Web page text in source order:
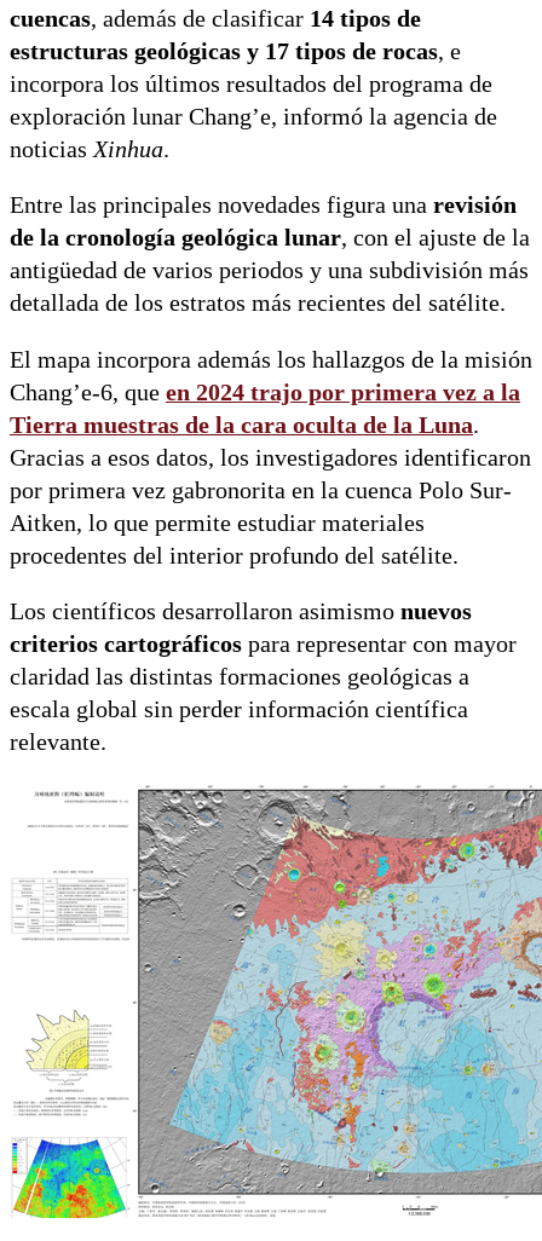
cuencas, además de clasificar 14 tipos de
estructuras geológicas y 17 tipos de rocas, e
incorpora los últimos resultados del programa de
exploración lunar Chang’e, informó la agencia de
noticias Xinhua.
Entre las principales novedades figura una revisión
de la cronología geológica lunar, con el ajuste de la
antigüedad de varios periodos y una subdivisión más
detallada de los estratos más recientes del satélite.
El mapa incorpora además los hallazgos de la misión
Chang’e-6, que en 2024 trajo por primera vez a la
Tierra muestras de la cara oculta de la Luna.
Gracias a esos datos, los investigadores identificaron
por primera vez gabronorita en la cuenca Polo Sur-
Aitken, lo que permite estudiar materiales
procedentes del interior profundo del satélite.
Los científicos desarrollaron asimismo nuevos
criterios cartográficos para representar con mayor
claridad las distintas formaciones geológicas a
escala global sin perder información científica
relevante.